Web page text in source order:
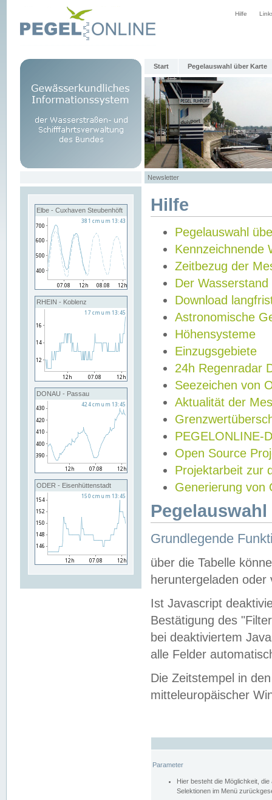
Hilfe
Start Pegelauswahl über Karte
Newsletter
Elbe - Cuxhaven Steubenhöft
RHEIN - Koblenz
DONAU - Passau
ODER - Eisenhüttenstadt
Hilfe
Pegelauswahl
Kennzeichnende
Zeitbezug der
Der Wasserstand
Download
Astronomische
Höhensysteme
Einzugsgebiete
24h Regenradar
Seezeichen von
Aktualität der
PEGELONLINE-
Open Source
Projektarbeit zur
Generierung von
Grundlegende
über die Tabelle
heruntergeladen oder
Ist Javascript
Bestätigung des
bei deaktiviertem
alle Felder
Die Zeitstempel in
mitteleuropäischer
Parameter
Hier besteht die Möglichkeit,
Selektionen im Menü